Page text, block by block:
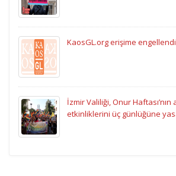
KaosGL.org erişime
İzmir Valiliği, Onur Haftası’nın
etkinliklerini üç günlüğüne